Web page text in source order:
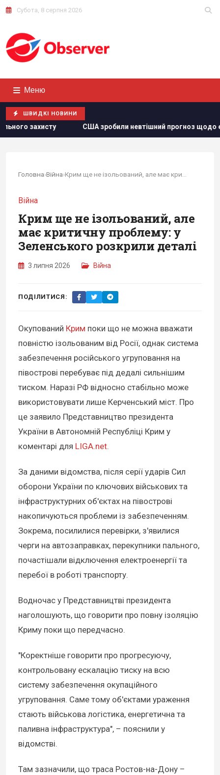
Субота, 8 серпня 2026
Меню
ШВИДКІ НОВИНИ
прогноз щодо експорту українського збіжжя, -
Головна›Війна›
Війна
Крим ще не ізольований, але
має критичну проблему: у
Зеленського розкрили деталі
3 липня 2026 Війна
ПОДІЛИТИСЯ:
Окупований Крим поки що не можна вважати
повністю ізольованим від Росії, однак система
забезпечення російського угруповання на
півострові перебуває під дедалі сильнішим
тиском. Наразі РФ відносно стабільно може
використовувати лише Керченський міст. Про
це заявило Представництво президента
України в Автономній Республіці Крим у
коментарі для LIGA.net.
За даними відомства, після серії ударів Сил
оборони України по ключових військових та
інфраструктурних об'єктах на півострові
накопичуються проблеми із забезпеченням.
Зокрема, посилилися перевірки, з'явилися
черги на автозаправках, перекупники пального,
почастішали відключення електроенергії та
перебої в роботі транспорту.
Водночас у Представництві президента
наголошують, що говорити про повну ізоляцію
Криму поки що передчасно.
"Коректніше говорити про прогресуючу,
контрольовану ескалацію тиску на всю
систему забезпечення окупаційного
угруповання. Саме тому об'єктами ураження
стають військова логістика, енергетична та
паливна інфраструктура", – пояснили у
відомстві.
Там зазначили, що траса Ростов-на-Дону –